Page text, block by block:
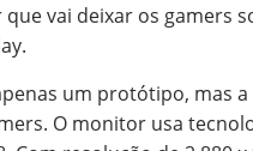
vai deixar os gamers
.
um protótipo, mas
O monitor usa